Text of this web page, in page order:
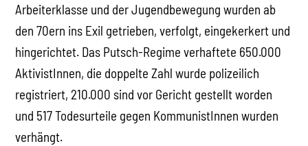
Arbeiterklasse und der Jugendbewegung wurden ab
den 70ern ins Exil getrieben, verfolgt, eingekerkert und
hingerichtet. Das Putsch-Regime verhaftete 650.000
AktivistInnen, die doppelte Zahl wurde polizeilich
registriert, 210.000 sind vor Gericht gestellt worden
und 517 Todesurteile gegen KommunistInnen wurden
verhängt.